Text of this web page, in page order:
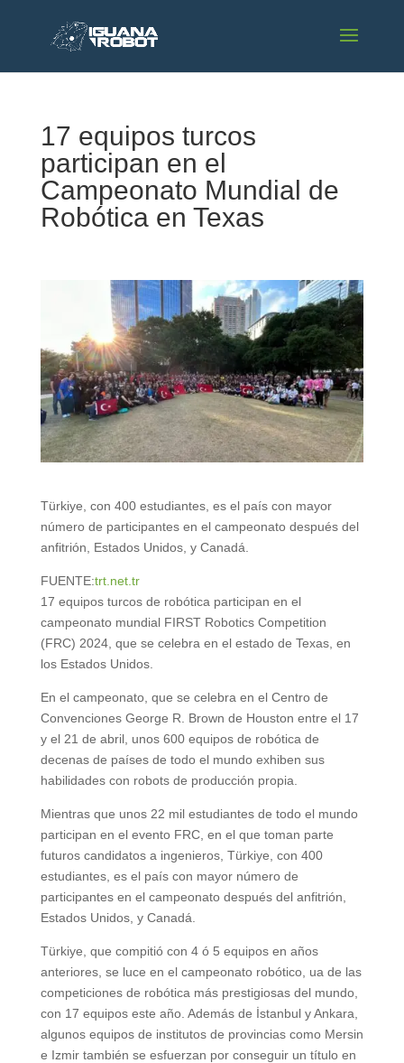
17 equipos turcos
participan en el
Campeonato Mundial de
Robótica en Texas
Türkiye, con 400 estudiantes, es el país con mayor
número de participantes en el campeonato después del
anfitrión, Estados Unidos, y Canadá.
FUENTE:trt.net.tr
17 equipos turcos de robótica participan en el
campeonato mundial FIRST Robotics Competition
(FRC) 2024, que se celebra en el estado de Texas, en
los Estados Unidos.
En el campeonato, que se celebra en el Centro de
Convenciones George R. Brown de Houston entre el 17
y el 21 de abril, unos 600 equipos de robótica de
decenas de países de todo el mundo exhiben sus
habilidades con robots de producción propia.
Mientras que unos 22 mil estudiantes de todo el mundo
participan en el evento FRC, en el que toman parte
futuros candidatos a ingenieros, Türkiye, con 400
estudiantes, es el país con mayor número de
participantes en el campeonato después del anfitrión,
Estados Unidos, y Canadá.
Türkiye, que compitió con 4 ó 5 equipos en años
anteriores, se luce en el campeonato robótico, ua de las
competiciones de robótica más prestigiosas del mundo,
con 17 equipos este año. Además de İstanbul y Ankara,
algunos equipos de institutos de provincias como Mersin
e Izmir también se esfuerzan por conseguir un título en